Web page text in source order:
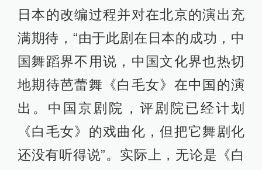
日本的改编过程并对在北京的演出充
满期待，“由于此剧在日本的成功，中
国舞蹈界不用说，中国文化界也热切
地期待芭蕾舞《白毛女》在中国的演
出。中国京剧院，评剧院已经计划
《白毛女》的戏曲化，但把它舞剧化
还没有听得说”。实际上，无论是《白